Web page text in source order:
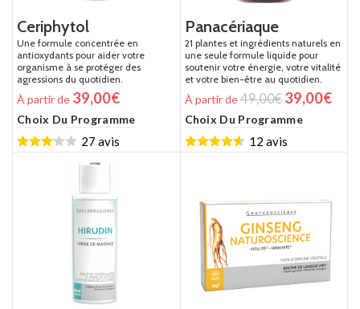
Ceriphytol
Une formule concentrée en
antioxydants pour aider votre
organisme à se protéger des
agressions du quotidien.
À partir de 39,00€
Choix Du Programme
27 avis
Panacériaque
21 plantes et ingrédients naturels en
une seule formule liquide pour
soutenir votre énergie, votre vitalité
et votre bien-être au quotidien.
À partir de49,00€ 39,00€
Choix Du Programme
12 avis